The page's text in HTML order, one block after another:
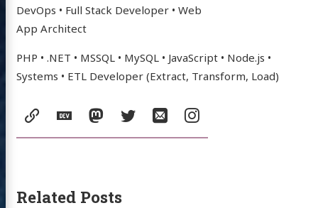
DevOps • Full Stack Developer • Web
App Architect
PHP • .NET • MSSQL • MySQL • JavaScript • Node.js •
Systems • ETL Developer (Extract, Transform, Load)
website
DEVMastodon
Twitter
EmailInstagram
Related Posts